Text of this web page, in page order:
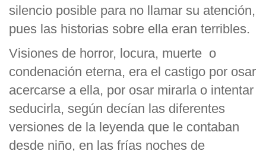
silencio posible para no llamar su atención,
pues las historias sobre ella eran terribles.
Visiones de horror, locura, muerte o
condenación eterna, era el castigo por osar
acercarse a ella, por osar mirarla o intentar
seducirla, según decían las diferentes
versiones de la leyenda que le contaban
desde niño, en las frías noches de